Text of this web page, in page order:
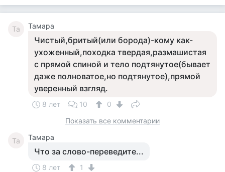
Та Тамара
Чистый,бритый(или борода)-кому как-
ухоженный,походка твердая,размашистая
с прямой спиной и тело подтянутое(бывает
даже полноватое,но подтянутое),прямой
уверенный взгляд.
8 лет 10
0
Показать все комментарии
Та Тамара
Что за слово-переведите...
8 лет 1